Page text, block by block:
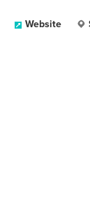
Website